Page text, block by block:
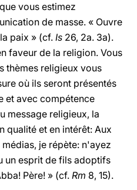
vous estimez
de masse. « Ouvre
paix » (cf. Is 26, 2a. 3a).
faveur de la religion. Vous
thèmes religieux vous
où ils seront présentés
et avec compétence
message religieux, la
qualité et en intérêt: Aux
je répète: n'ayez
un esprit de fils adoptifs
Père! » (cf.Rm 8, 15).